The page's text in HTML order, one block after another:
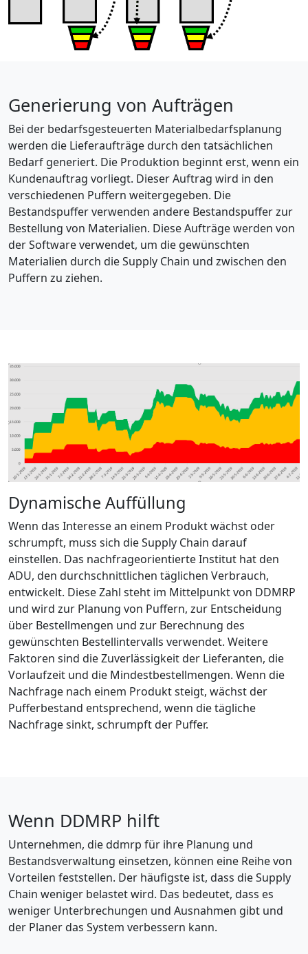
Generierung von Aufträgen
Bei der bedarfsgesteuerten Materialbedarfsplanung
werden die Lieferaufträge durch den tatsächlichen
Bedarf generiert. Die Produktion beginnt erst, wenn ein
Kundenauftrag vorliegt. Dieser Auftrag wird in den
verschiedenen Puffern weitergegeben. Die
Bestandspuffer verwenden andere Bestandspuffer zur
Bestellung von Materialien. Diese Aufträge werden von
der Software verwendet, um die gewünschten
Materialien durch die Supply Chain und zwischen den
Puffern zu ziehen.
Dynamische Auffüllung
Wenn das Interesse an einem Produkt wächst oder
schrumpft, muss sich die Supply Chain darauf
einstellen. Das nachfrageorientierte Institut hat den
ADU, den durchschnittlichen täglichen Verbrauch,
entwickelt. Diese Zahl steht im Mittelpunkt von DDMRP
und wird zur Planung von Puffern, zur Entscheidung
über Bestellmengen und zur Berechnung des
gewünschten Bestellintervalls verwendet. Weitere
Faktoren sind die Zuverlässigkeit der Lieferanten, die
Vorlaufzeit und die Mindestbestellmengen. Wenn die
Nachfrage nach einem Produkt steigt, wächst der
Pufferbestand entsprechend, wenn die tägliche
Nachfrage sinkt, schrumpft der Puffer.
Wenn DDMRP hilft
Unternehmen, die ddmrp für ihre Planung und
Bestandsverwaltung einsetzen, können eine Reihe von
Vorteilen feststellen. Der häufigste ist, dass die Supply
Chain weniger belastet wird. Das bedeutet, dass es
weniger Unterbrechungen und Ausnahmen gibt und
der Planer das System verbessern kann.